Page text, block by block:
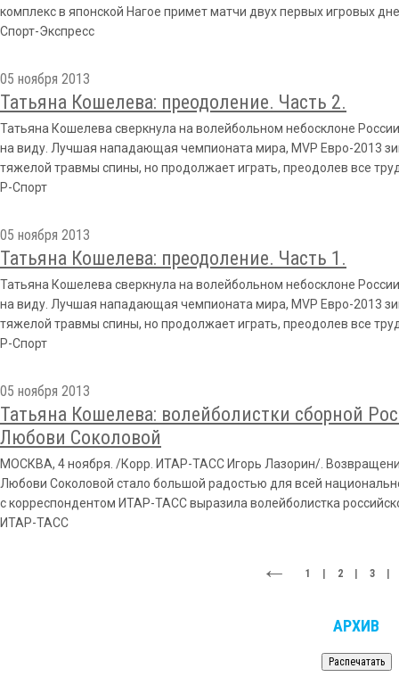
комплекс в японской Нагое примет матчи двух первых игровых
Спорт-Экспресс
05 ноября 2013
Татьяна Кошелева: преодоление. Часть 2.
Татьяна Кошелева сверкнула на волейбольном небосклоне
на виду. Лучшая нападающая чемпионата мира, MVP Евро-2013
тяжелой травмы спины, но продолжает играть, преодолев все
Р-Спорт
05 ноября 2013
Татьяна Кошелева: преодоление. Часть 1.
Татьяна Кошелева сверкнула на волейбольном небосклоне
на виду. Лучшая нападающая чемпионата мира, MVP Евро-2013
тяжелой травмы спины, но продолжает играть, преодолев все
Р-Спорт
05 ноября 2013
Татьяна Кошелева: волейболистки сборной
Любови Соколовой
МОСКВА, 4 ноября. /Корр. ИТАР-ТАСС Игорь Лазорин/.
Любови Соколовой стало большой радостью для всей
с корреспондентом ИТАР-ТАСС выразила волейболистка
ИТАР-ТАСC
1 2 3
АРХИВ